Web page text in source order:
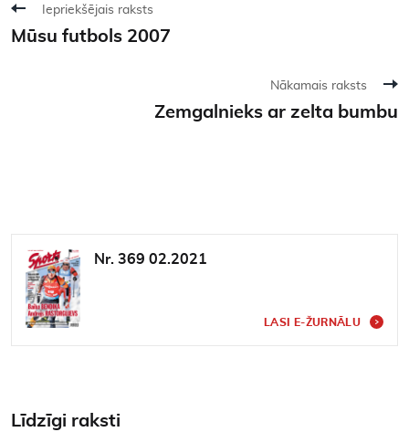
Iepriekšējais raksts
Mūsu futbols 2007
Nākamais raksts
Zemgalnieks ar zelta bumbu
Nr. 369 02.2021
LASI E-ŽURNĀLU
Līdzīgi raksti